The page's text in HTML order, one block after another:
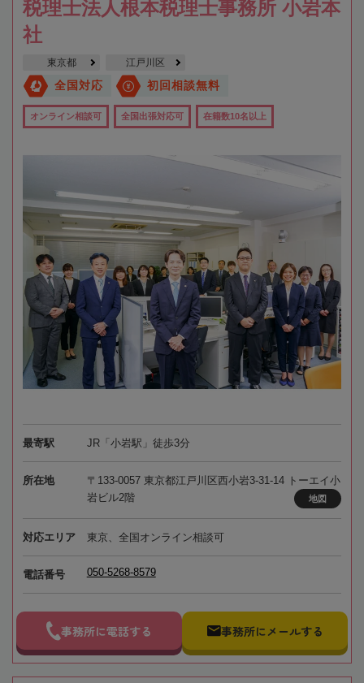
税理士法人根本税理士事務所 小岩本
社
東京都 江戸川区
全国対応 初回相談無料
オンライン相談可 全国出張対応可 在籍数10名以上
最寄駅 JR「小岩駅」徒歩3分
所在地
〒133-0057 東京都江戸川区西小岩3-31-14 トーエイ小
岩ビル2階
地図
対応エリア 東京、全国オンライン相談可
電話番号 050-5268-8579
事務所に電話する 事務所にメールする